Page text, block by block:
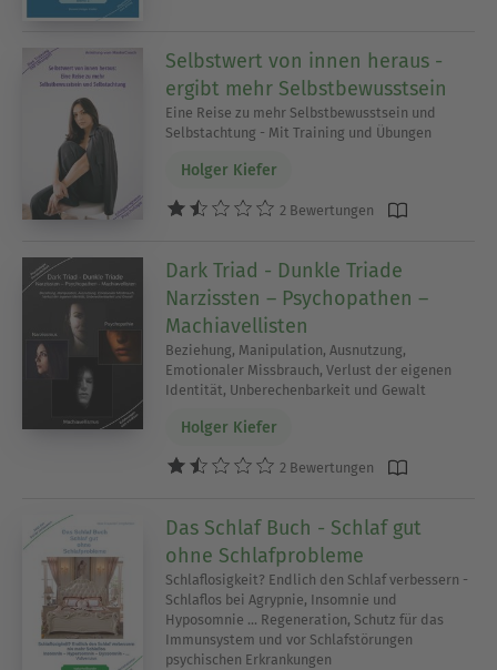
Selbstwert von innen heraus -
ergibt mehr Selbstbewusstsein
Eine Reise zu mehr Selbstbewusstsein und
Selbstachtung - Mit Training und Übungen
Holger Kiefer
2 Bewertungen
Dark Triad - Dunkle Triade
Narzissten – Psychopathen –
Machiavellisten
Beziehung, Manipulation, Ausnutzung,
Emotionaler Missbrauch, Verlust der eigenen
Identität, Unberechenbarkeit und Gewalt
Holger Kiefer
2 Bewertungen
Das Schlaf Buch - Schlaf gut
ohne Schlafprobleme
Schlaflosigkeit? Endlich den Schlaf verbessern -
Schlaflos bei Agrypnie, Insomnie und
Hyposomnie ... Regeneration, Schutz für das
Immunsystem und vor Schlafstörungen
psychischen Erkrankungen